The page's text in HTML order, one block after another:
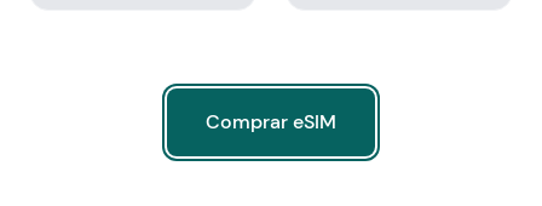
Comprar eSIM
Comprar eSIM